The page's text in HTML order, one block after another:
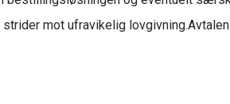
mot ufravikelig